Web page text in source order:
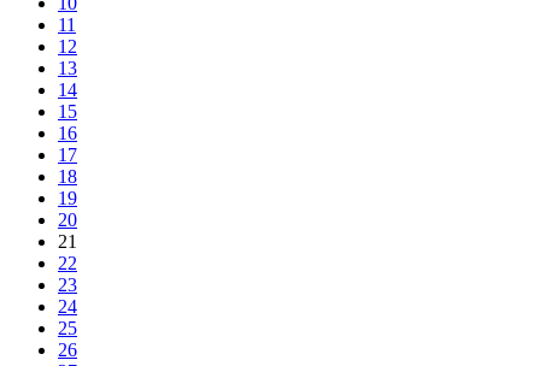
11
12
13
14
15
16
17
18
19
20
21
22
23
24
25
26